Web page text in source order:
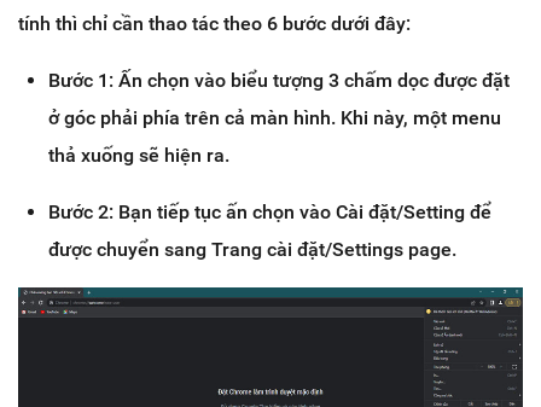
tính thì chỉ cần thao tác theo 6 bước dưới đây:
Bước 1: Ấn chọn vào biểu tượng 3 chấm dọc được đặt
ở góc phải phía trên cả màn hình. Khi này, một menu
thả xuống sẽ hiện ra.
Bước 2: Bạn tiếp tục ấn chọn vào Cài đặt/Setting để
được chuyển sang Trang cài đặt/Settings page.